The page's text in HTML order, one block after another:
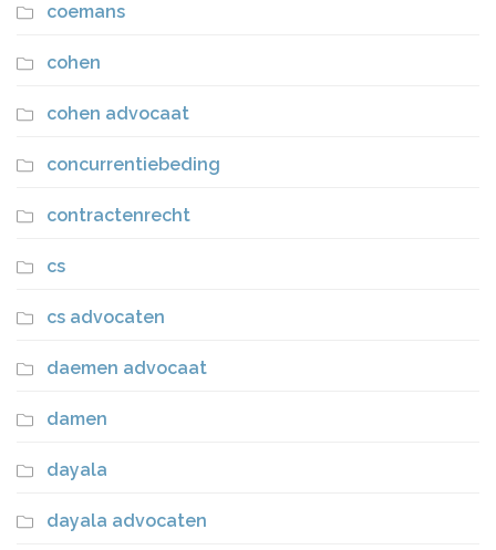
coemans
cohen
cohen advocaat
concurrentiebeding
contractenrecht
cs
cs advocaten
daemen advocaat
damen
dayala
dayala advocaten